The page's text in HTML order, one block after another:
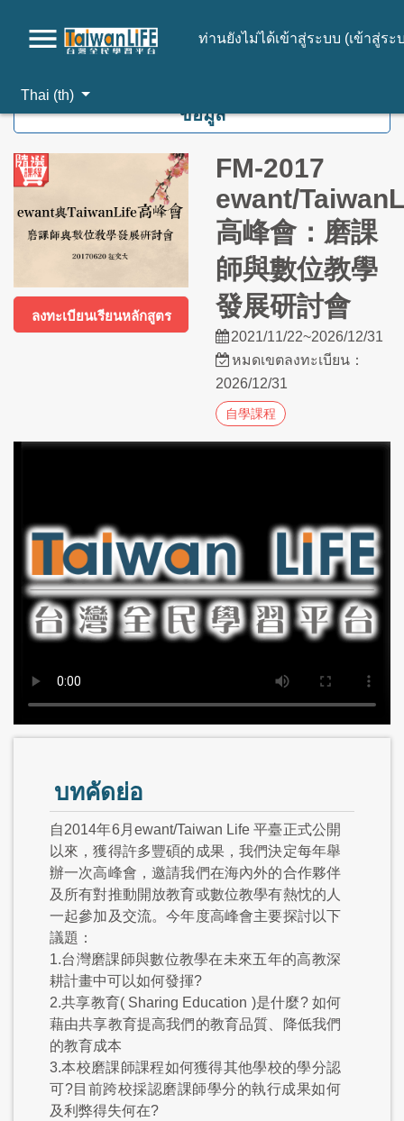
ท่านยังไม่ได้เข้าสู่ระบบ (เข้าสู่ระ
Thai ‎(th)‎
ข้อมูล
ลงทะเบียนเรียนหลักสูตร
FM-2017
ewant/
高峰會：磨課
師與數位教學
發展研討會
2021/11/22~2026/12/31
หมดเขตลงทะเบียน：
2026/12/31
自學課程
บทคัดย่อ
自2014年6月ewant/Taiwan Life 平臺正式公開
以來，獲得許多豐碩的成果，我們決定每年舉
辦一次高峰會，邀請我們在海內外的合作夥伴
及所有對推動開放教育或數位教學有熱忱的人
一起參加及交流。今年度高峰會主要探討以下
議題：
1.台灣磨課師與數位教學在未來五年的高教深
耕計畫中可以如何發揮?
2.共享教育( Sharing Education )是什麼? 如何
藉由共享教育提高我們的教育品質、降低我們
的教育成本
3.本校磨課師課程如何獲得其他學校的學分認
可?目前跨校採認磨課師學分的執行成果如何
及利弊得失何在?